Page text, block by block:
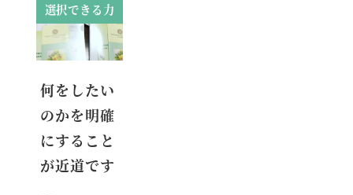
選択できる力
何をしたい
のかを明確
にすること
が近道です